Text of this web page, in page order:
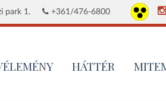
park 1. +361/476-6800
HÁTTÉR